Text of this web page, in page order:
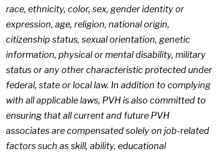
race, ethnicity, color, sex, gender identity or
expression, age, religion, national origin,
citizenship status, sexual orientation, genetic
information, physical or mental disability, military
status or any other characteristic protected under
federal, state or local law. In addition to complying
with all applicable laws, PVH is also committed to
ensuring that all current and future PVH
associates are compensated solely on job-related
factors such as skill, ability, educational